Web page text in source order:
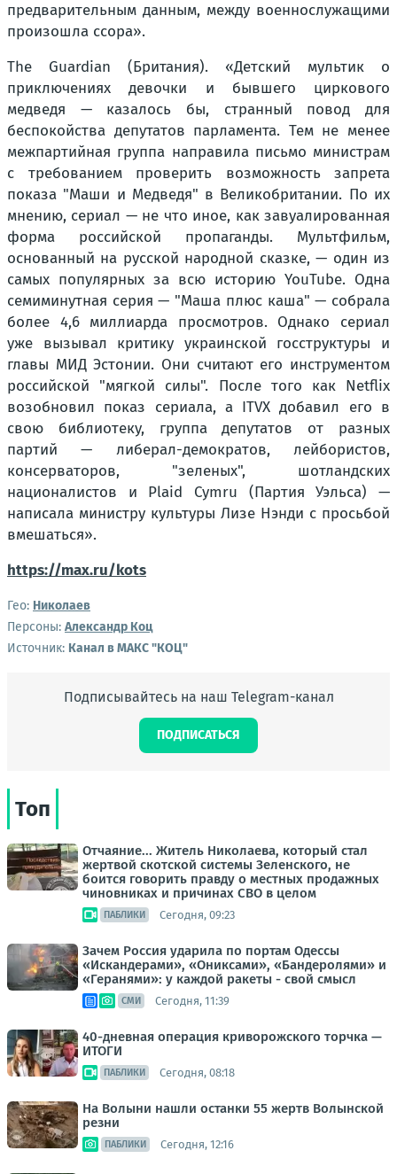
предварительным данным, между военнослужащими
произошла ссора».
The Guardian (Британия). «Детский мультик о
приключениях девочки и бывшего циркового
медведя — казалось бы, странный повод для
беспокойства депутатов парламента. Тем не менее
межпартийная группа направила письмо министрам
с требованием проверить возможность запрета
показа "Маши и Медведя" в Великобритании. По их
мнению, сериал — не что иное, как завуалированная
форма российской пропаганды. Мультфильм,
основанный на русской народной сказке, — один из
самых популярных за всю историю YouTube. Одна
семиминутная серия — "Маша плюс каша" — собрала
более 4,6 миллиарда просмотров. Однако сериал
уже вызывал критику украинской госструктуры и
главы МИД Эстонии. Они считают его инструментом
российской "мягкой силы". После того как Netflix
возобновил показ сериала, а ITVX добавил его в
свою библиотеку, группа депутатов от разных
партий — либерал-демократов, лейбористов,
консерваторов, "зеленых", шотландских
националистов и Plaid Cymru (Партия Уэльса) —
написала министру культуры Лизе Нэнди с просьбой
вмешаться».
https://max.ru/kots
Гео: Николаев
Персоны: Александр Коц
Источник: Канал в МАКС "КОЦ"
Подписывайтесь на наш Telegram-канал
ПОДПИСАТЬСЯ
Топ
Отчаяние... Житель Николаева, который стал
жертвой скотской системы Зеленского, не
боится говорить правду о местных продажных
чиновниках и причинах СВО в целом
ПАБЛИКИ Сегодня, 09:23
Зачем Россия ударила по портам Одессы
«Искандерами», «Ониксами», «Бандеролями» и
«Геранями»: у каждой ракеты - свой смысл
СМИ Сегодня, 11:39
40-дневная операция криворожского торчка —
ИТОГИ
ПАБЛИКИ Сегодня, 08:18
На Волыни нашли останки 55 жертв Волынской
резни
ПАБЛИКИ Сегодня, 12:16